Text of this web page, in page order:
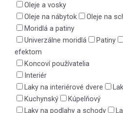
Oleje a vosky
Oleje na nábytok
Oleje na
Moridlá a patiny
Univerzálne moridlá
Patiny
efektom
Koncoví používatelia
Interiér
Laky na interiérové dvere
Kuchynský
Kúpelňový
Laky na podlahy a schody